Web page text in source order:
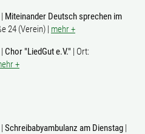
Miteinander Deutsch sprechen im
24 (Verein) | mehr +
Chor "LiedGut e.V." | Ort:
+
Schreibabyambulanz am Dienstag |